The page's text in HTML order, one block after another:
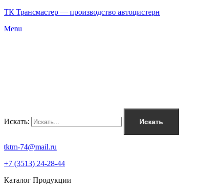
ТК Трансмастер — производство автоцистерн
Menu
Искать: Искать
tktm-74@mail.ru
+7 (3513) 24-28-44
Каталог Продукции